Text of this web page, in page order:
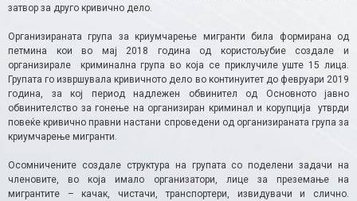
затвор за друго кривично дело.
Организираната група за криумчарење мигранти била формирана од
петмина кои во мај 2018 година од користољубие создале и
организирале криминална група во која се приклучиле уште 15 лица.
Групата го извршувала кривичното дело во континуитет до февруари 2019
година, за кој период надлежен обвинител од Основното јавно
обвинителство за гонење на организиран криминал и корупција утврди
повеќе кривично правни настани спроведени од организираната група за
криумчарење мигранти.
Осомничените создале структура на групата со поделени задачи на
членовите, во која имало организатори, лице за преземање на
мигрантите – качак, чистачи, транспортери, извидувачи и слично.